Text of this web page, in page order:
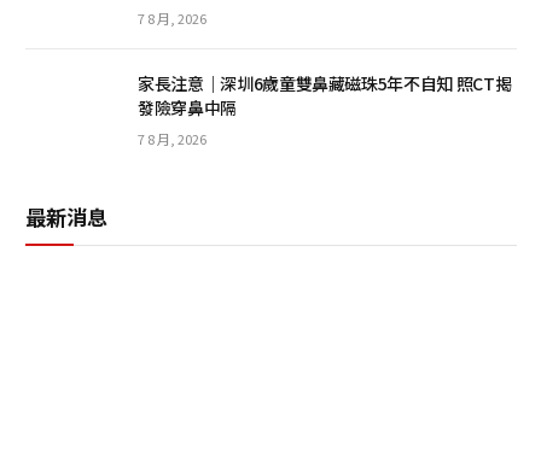
7 8 月, 2026
家長注意｜深圳6歲童雙鼻藏磁珠5年不自知 照CT揭
發險穿鼻中隔
7 8 月, 2026
最新消息